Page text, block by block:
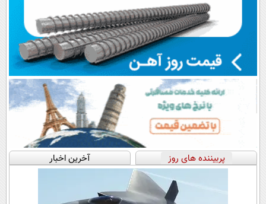
پربیننده های روز آخرین اخبار